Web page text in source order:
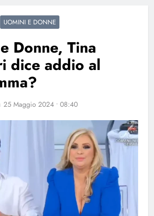
UOMINI E DONNE
Donne, Tina
dice addio al
25 Maggio 2024 • 08:40